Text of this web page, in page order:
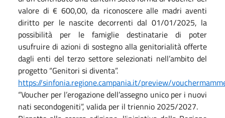
valore di € 600,00, da riconoscere alle madri aventi
diritto per le nascite decorrenti dal 01/01/2025, la
possibilità per le famiglie destinatarie di poter
usufruire di azioni di sostegno alla genitorialità offerte
dagli enti del terzo settore selezionati nell’ambito del
progetto “Genitori si diventa”.
https://sinfonia.regione.campania.it/preview/
“Voucher per l’erogazione dell’assegno unico per i nuovi
nati secondogeniti”, valida per il triennio 2025/2027.